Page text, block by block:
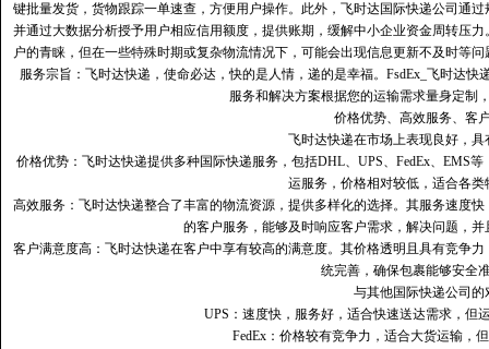
键批量发货，货物跟踪一单速查，方便用户操作。此外，飞时达国际快递公司通
并通过大数据分析授予用户相应信用额度，提供账期，缓解中小企业资金周转压
户的青睐，但在一些特殊时期或复杂物流情况下，可能会出现信息更新不及时等
服务宗旨：飞时达快递，使命必达，快的是人情，递的是幸福。FsdEx_飞时达
服务和解决方案根据您的运输需求量身定制
价格优势、高效服务、客
飞时达快递在市场上表现良好，
价格优势：飞时达快递提供多种国际快递服务，包括DHL、UPS、FedEx、EMS
运服务，价格相对较低，适合各
高效服务：飞时达快递整合了丰富的物流资源，提供多样化的选择。其服务速度
的客户服务，能够及时响应客户需求，解决问题，
客户满意度高‌：飞时达快递在客户中享有较高的满意度。其价格透明且具有竞争
统完善，确保包裹能够安全
与其他国际快递公司的
UPS：速度快，服务好，适合快速送达需求，但
FedEx：价格较有竞争力，适合大货运输，